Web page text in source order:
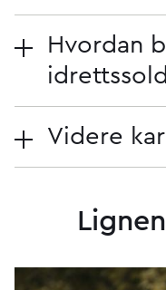
Hvordan
Videre